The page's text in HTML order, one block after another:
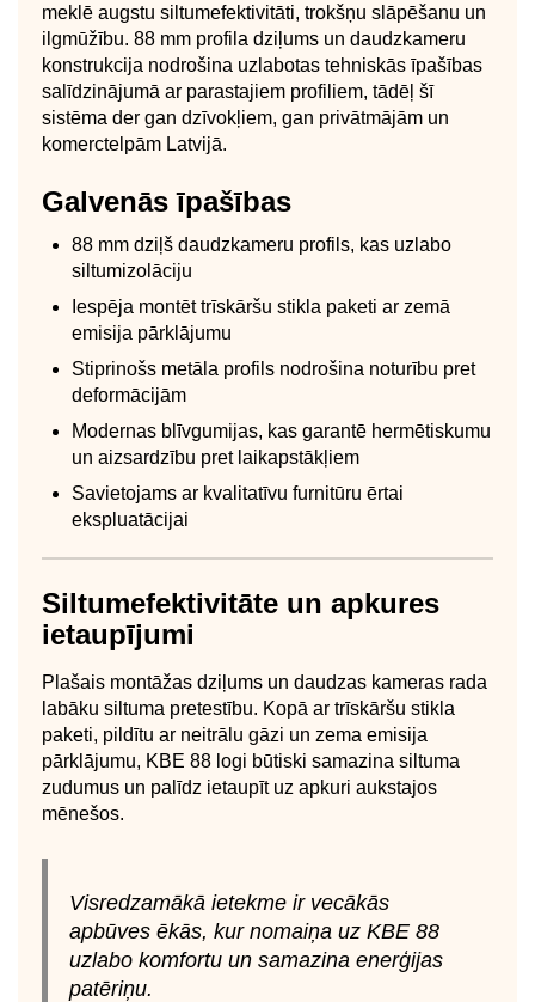
meklē augstu siltumefektivitāti, trokšņu slāpēšanu un
ilgmūžību. 88 mm profila dziļums un daudzkameru
konstrukcija nodrošina uzlabotas tehniskās īpašības
salīdzinājumā ar parastajiem profiliem, tādēļ šī
sistēma der gan dzīvokļiem, gan privātmājām un
komerctelpām Latvijā.
Galvenās īpašības
88 mm dziļš daudzkameru profils, kas uzlabo
siltumizolāciju
Iespēja montēt trīskāršu stikla paketi ar zemā
emisija pārklājumu
Stiprinošs metāla profils nodrošina noturību pret
deformācijām
Modernas blīvgumijas, kas garantē hermētiskumu
un aizsardzību pret laikapstākļiem
Savietojams ar kvalitatīvu furnitūru ērtai
ekspluatācijai
Siltumefektivitāte un apkures
ietaupījumi
Plašais montāžas dziļums un daudzas kameras rada
labāku siltuma pretestību. Kopā ar trīskāršu stikla
paketi, pildītu ar neitrālu gāzi un zema emisija
pārklājumu, KBE 88 logi būtiski samazina siltuma
zudumus un palīdz ietaupīt uz apkuri aukstajos
mēnešos.
Visredzamākā ietekme ir vecākās
apbūves ēkās, kur nomaiņa uz KBE 88
uzlabo komfortu un samazina enerģijas
patēriņu.